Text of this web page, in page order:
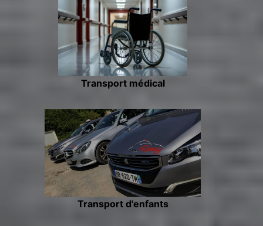
Transport médical
Transport d'enfants